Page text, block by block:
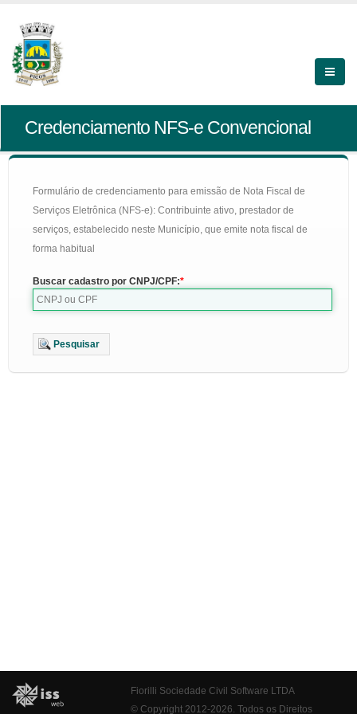
Credenciamento NFS-e Convencional
Formulário de credenciamento para emissão de Nota Fiscal de
Serviços Eletrônica (NFS-e): Contribuinte ativo, prestador de
serviços, estabelecido neste Município, que emite nota fiscal de
forma habitual
Buscar cadastro por CNPJ/CPF:
Pesquisar
Fiorilli Sociedade Civil Software LTDA
© Copyright 2012-2026. Todos os Direitos